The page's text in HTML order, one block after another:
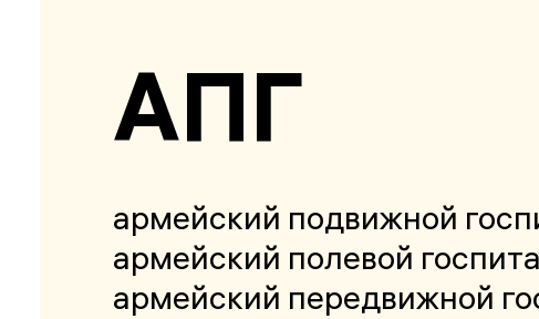
АПГ
армейский подвижной
армейский полевой
армейский передвижной